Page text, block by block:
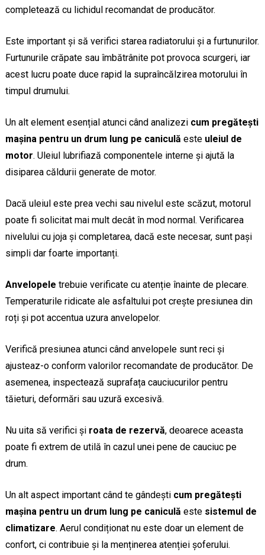
completează cu lichidul recomandat de producător.
Este important și să verifici starea radiatorului și a furtunurilor.
Furtunurile crăpate sau îmbătrânite pot provoca scurgeri, iar
acest lucru poate duce rapid la supraîncălzirea motorului în
timpul drumului.
Un alt element esențial atunci când analizezi cum pregătești
mașina pentru un drum lung pe caniculă este uleiul de
motor. Uleiul lubrifiază componentele interne și ajută la
disiparea căldurii generate de motor.
Dacă uleiul este prea vechi sau nivelul este scăzut, motorul
poate fi solicitat mai mult decât în mod normal. Verificarea
nivelului cu joja și completarea, dacă este necesar, sunt pași
simpli dar foarte importanți.
Anvelopele trebuie verificate cu atenție înainte de plecare.
Temperaturile ridicate ale asfaltului pot crește presiunea din
roți și pot accentua uzura anvelopelor.
Verifică presiunea atunci când anvelopele sunt reci și
ajusteaz-o conform valorilor recomandate de producător. De
asemenea, inspectează suprafața cauciucurilor pentru
tăieturi, deformări sau uzură excesivă.
Nu uita să verifici și roata de rezervă, deoarece aceasta
poate fi extrem de utilă în cazul unei pene de cauciuc pe
drum.
Un alt aspect important când te gândești cum pregătești
mașina pentru un drum lung pe caniculă este sistemul de
climatizare. Aerul condiționat nu este doar un element de
confort, ci contribuie și la menținerea atenției șoferului.